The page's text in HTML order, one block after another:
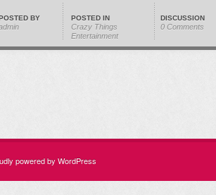
BY POSTED IN
Crazy Things
Entertainment
DISCUSSION
0 Comments
powered by WordPress